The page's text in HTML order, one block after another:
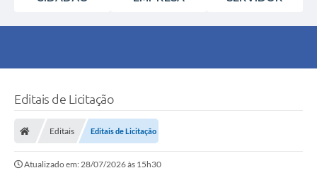
Editais de Licitação
Editais Editais de Licitação
Atualizado em: 28/07/2026 às 15h30